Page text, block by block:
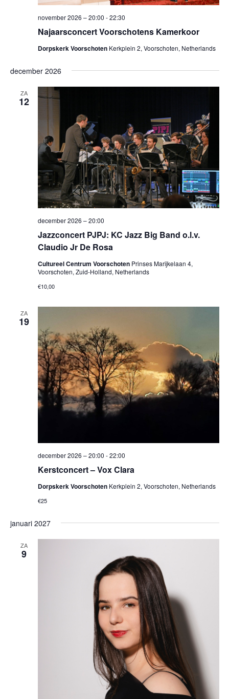
Najaarsconcert Voorschotens Kamerkoor
november 2026 – 20:00 -22:30
Dorpskerk Voorschoten Kerkplein 2, Voorschoten, Netherlands
december 2026
ZA
12
Jazzconcert PJPJ: KC Jazz Big Band o.l.v.
Claudio Jr De Rosa
december 2026 – 20:00
Cultureel Centrum Voorschoten Prinses Marijkelaan 4,
Voorschoten, Zuid-Holland, Netherlands
€10,00
ZA
19
Kerstconcert – Vox Clara
december 2026 – 20:00 -22:00
Dorpskerk Voorschoten Kerkplein 2, Voorschoten, Netherlands
€25
januari 2027
ZA
9